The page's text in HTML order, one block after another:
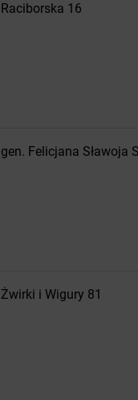
Raciborska 16
gen. Felicjana Sławoja
Żwirki i Wigury 81